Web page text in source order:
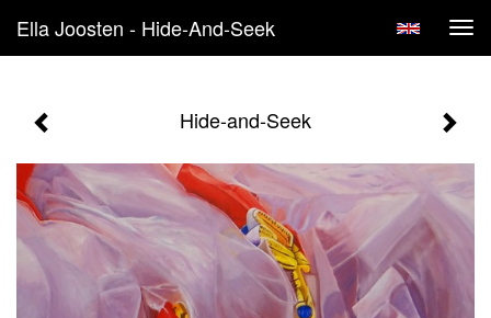
Ella Joosten - Hide-And-Seek
Hide-and-Seek